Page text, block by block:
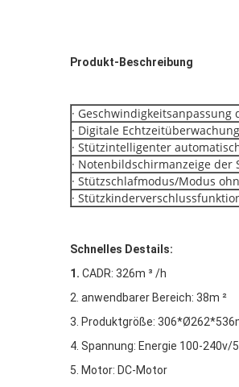
Produkt-Beschreibung
·
· Digitale
· Stützintelligenter
· Notenbildschirmanzeige der
· Stützschlafmodus/Modus
·
Schnelles Destails:
1. CADR: 326m ³ /h
2. anwendbarer Bereich: 38m ²
3. Produktgröße:
4. Spannung: Energie 100-240v/
5. Motor: DC-Motor